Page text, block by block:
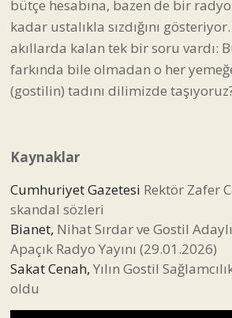
bütçe hesabına, bazen de bir radyo
kadar ustalıkla sızdığını
akıllarda kalan tek bir soru vardı:
farkında bile olmadan o her
(gostilin) tadını dilimizde
Kaynaklar
Cumhuriyet Gazetesi Rektör Zafer
skandal sözleri
Bianet, Nihat Sırdar ve Gostil
Apaçık Radyo Yayını (29.01.2026)
Sakat Cenah, Yılın Gostil
oldu